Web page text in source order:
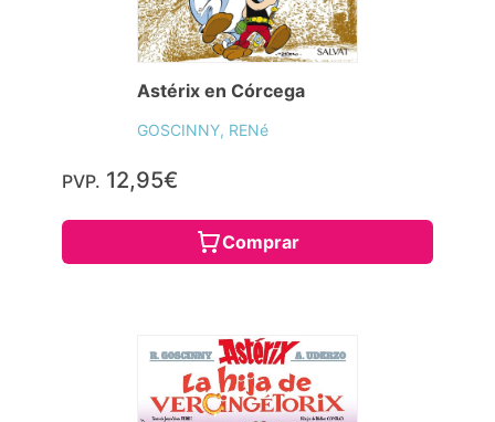
Astérix en Córcega
GOSCINNY, RENé
PVP. 12,95€
Comprar